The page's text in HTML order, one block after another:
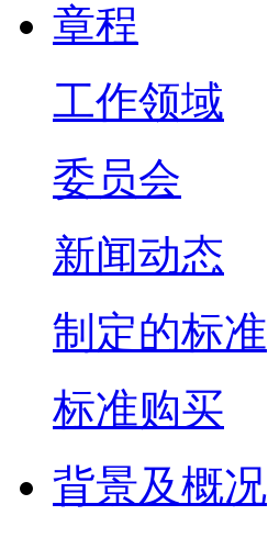
章程
工作领域
委员会
新闻动态
制定的标准
标准购买
背景及概况